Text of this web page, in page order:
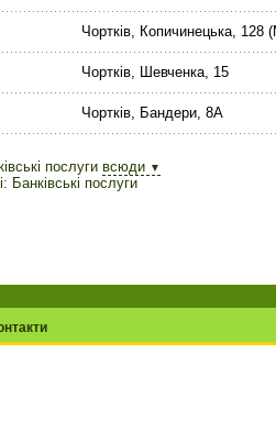
Чортків, Копичинецька,
Чортків, Шевченка, 15
Чортків, Бандери, 8А
послуги всюди ▼
Банківські послуги